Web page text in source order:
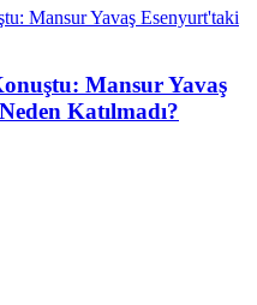
Mansur Yavaş
Katılmadı?